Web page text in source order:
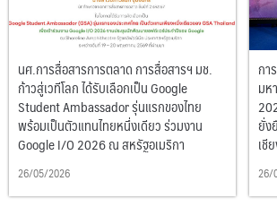
นศ.การสื่อสารการตลาด การสื่อสารฯ มช.
ก้าวสู่เวทีโลก ได้รับเลือกเป็น Google
Student Ambassador รุ่นแรกของไทย
พร้อมเป็นตัวแทนไทยหนึ่งเดียว ร่วมงาน
Google I/O 2026 ณ สหรัฐอเมริกา
26/05/2026
กา
มห
ยั่ง
เชี
26/